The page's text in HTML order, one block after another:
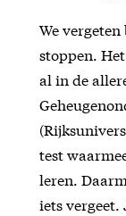
We
stoppen.
al in de
test
leren.
iets